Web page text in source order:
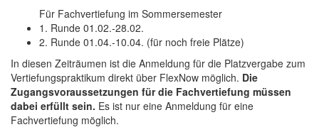
Für Fachvertiefung im Sommersemester
1. Runde 01.02.-28.02.
2. Runde 01.04.-10.04. (für noch freie Plätze)
In diesen Zeiträumen ist die Anmeldung für die Platzvergabe zum
Vertiefungspraktikum direkt über FlexNow möglich. Die
Zugangsvoraussetzungen für die Fachvertiefung müssen
dabei erfüllt sein. Es ist nur eine Anmeldung für eine
Fachvertiefung möglich.